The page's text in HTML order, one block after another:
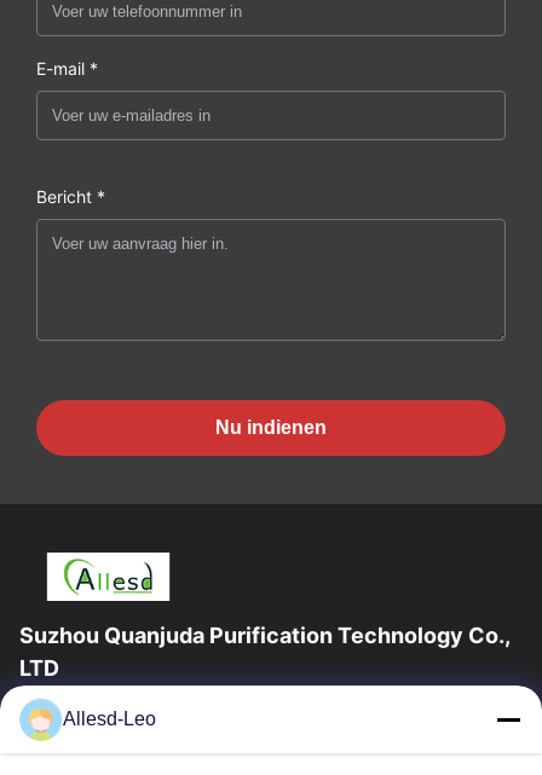
E-mail *
Bericht *
Nu indienen
Suzhou Quanjuda Purification Technology Co.,
LTD
16years ervaring, als belangrijke fabrikant en exporteur van
ESD & Cleanroom producten, bieden wij een volledige lijn van
Allesd-Leo